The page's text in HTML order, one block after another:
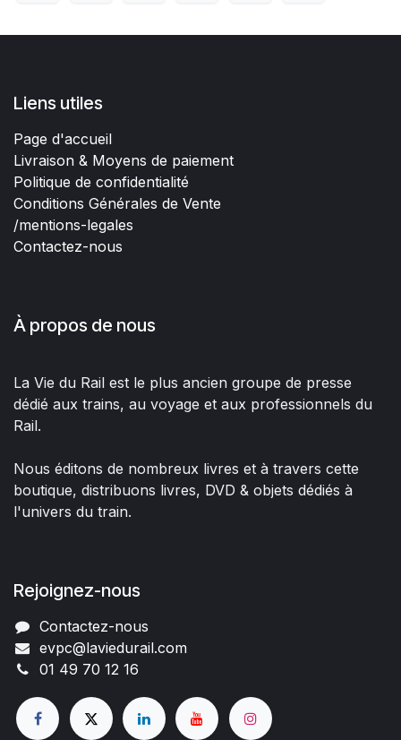
Liens utiles
Page d'accueil
Livraison & Moyens de paiement
Politique de confidentialité
Conditions Générales de Vente
/mentions-legales
Contactez-nous
À propos de nous
La Vie du Rail est le plus ancien groupe de presse
dédié aux trains, au voyage et aux professionnels du
Rail.
Nous éditons de nombreux livres et à travers cette
boutique, distribuons livres, DVD & objets dédiés à
l'univers du train.
Rejoignez-nous
Contactez-nous
evpc@laviedurail.com
01 49 70 12 16